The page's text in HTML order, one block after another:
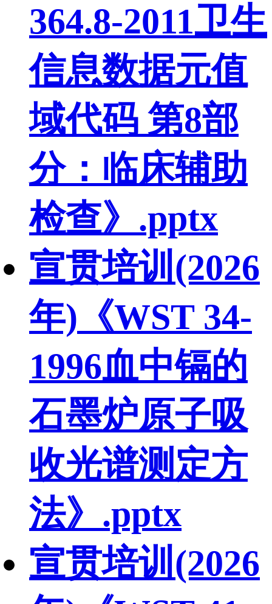
364.8-2011卫生
信息数据元值
域代码 第8部
分：临床辅助
检查》.pptx
宣贯培训(2026
年)《WST 34-
1996血中镉的
石墨炉原子吸
收光谱测定方
法》.pptx
宣贯培训(2026